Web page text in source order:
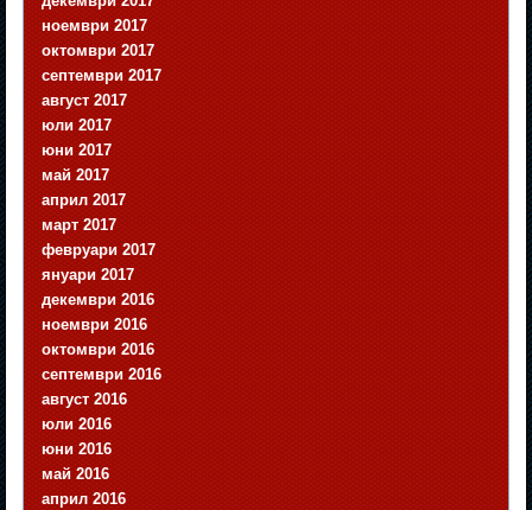
ноември 2017
октомври 2017
септември 2017
август 2017
юли 2017
юни 2017
май 2017
април 2017
март 2017
февруари 2017
януари 2017
декември 2016
ноември 2016
октомври 2016
септември 2016
август 2016
юли 2016
юни 2016
май 2016
април 2016